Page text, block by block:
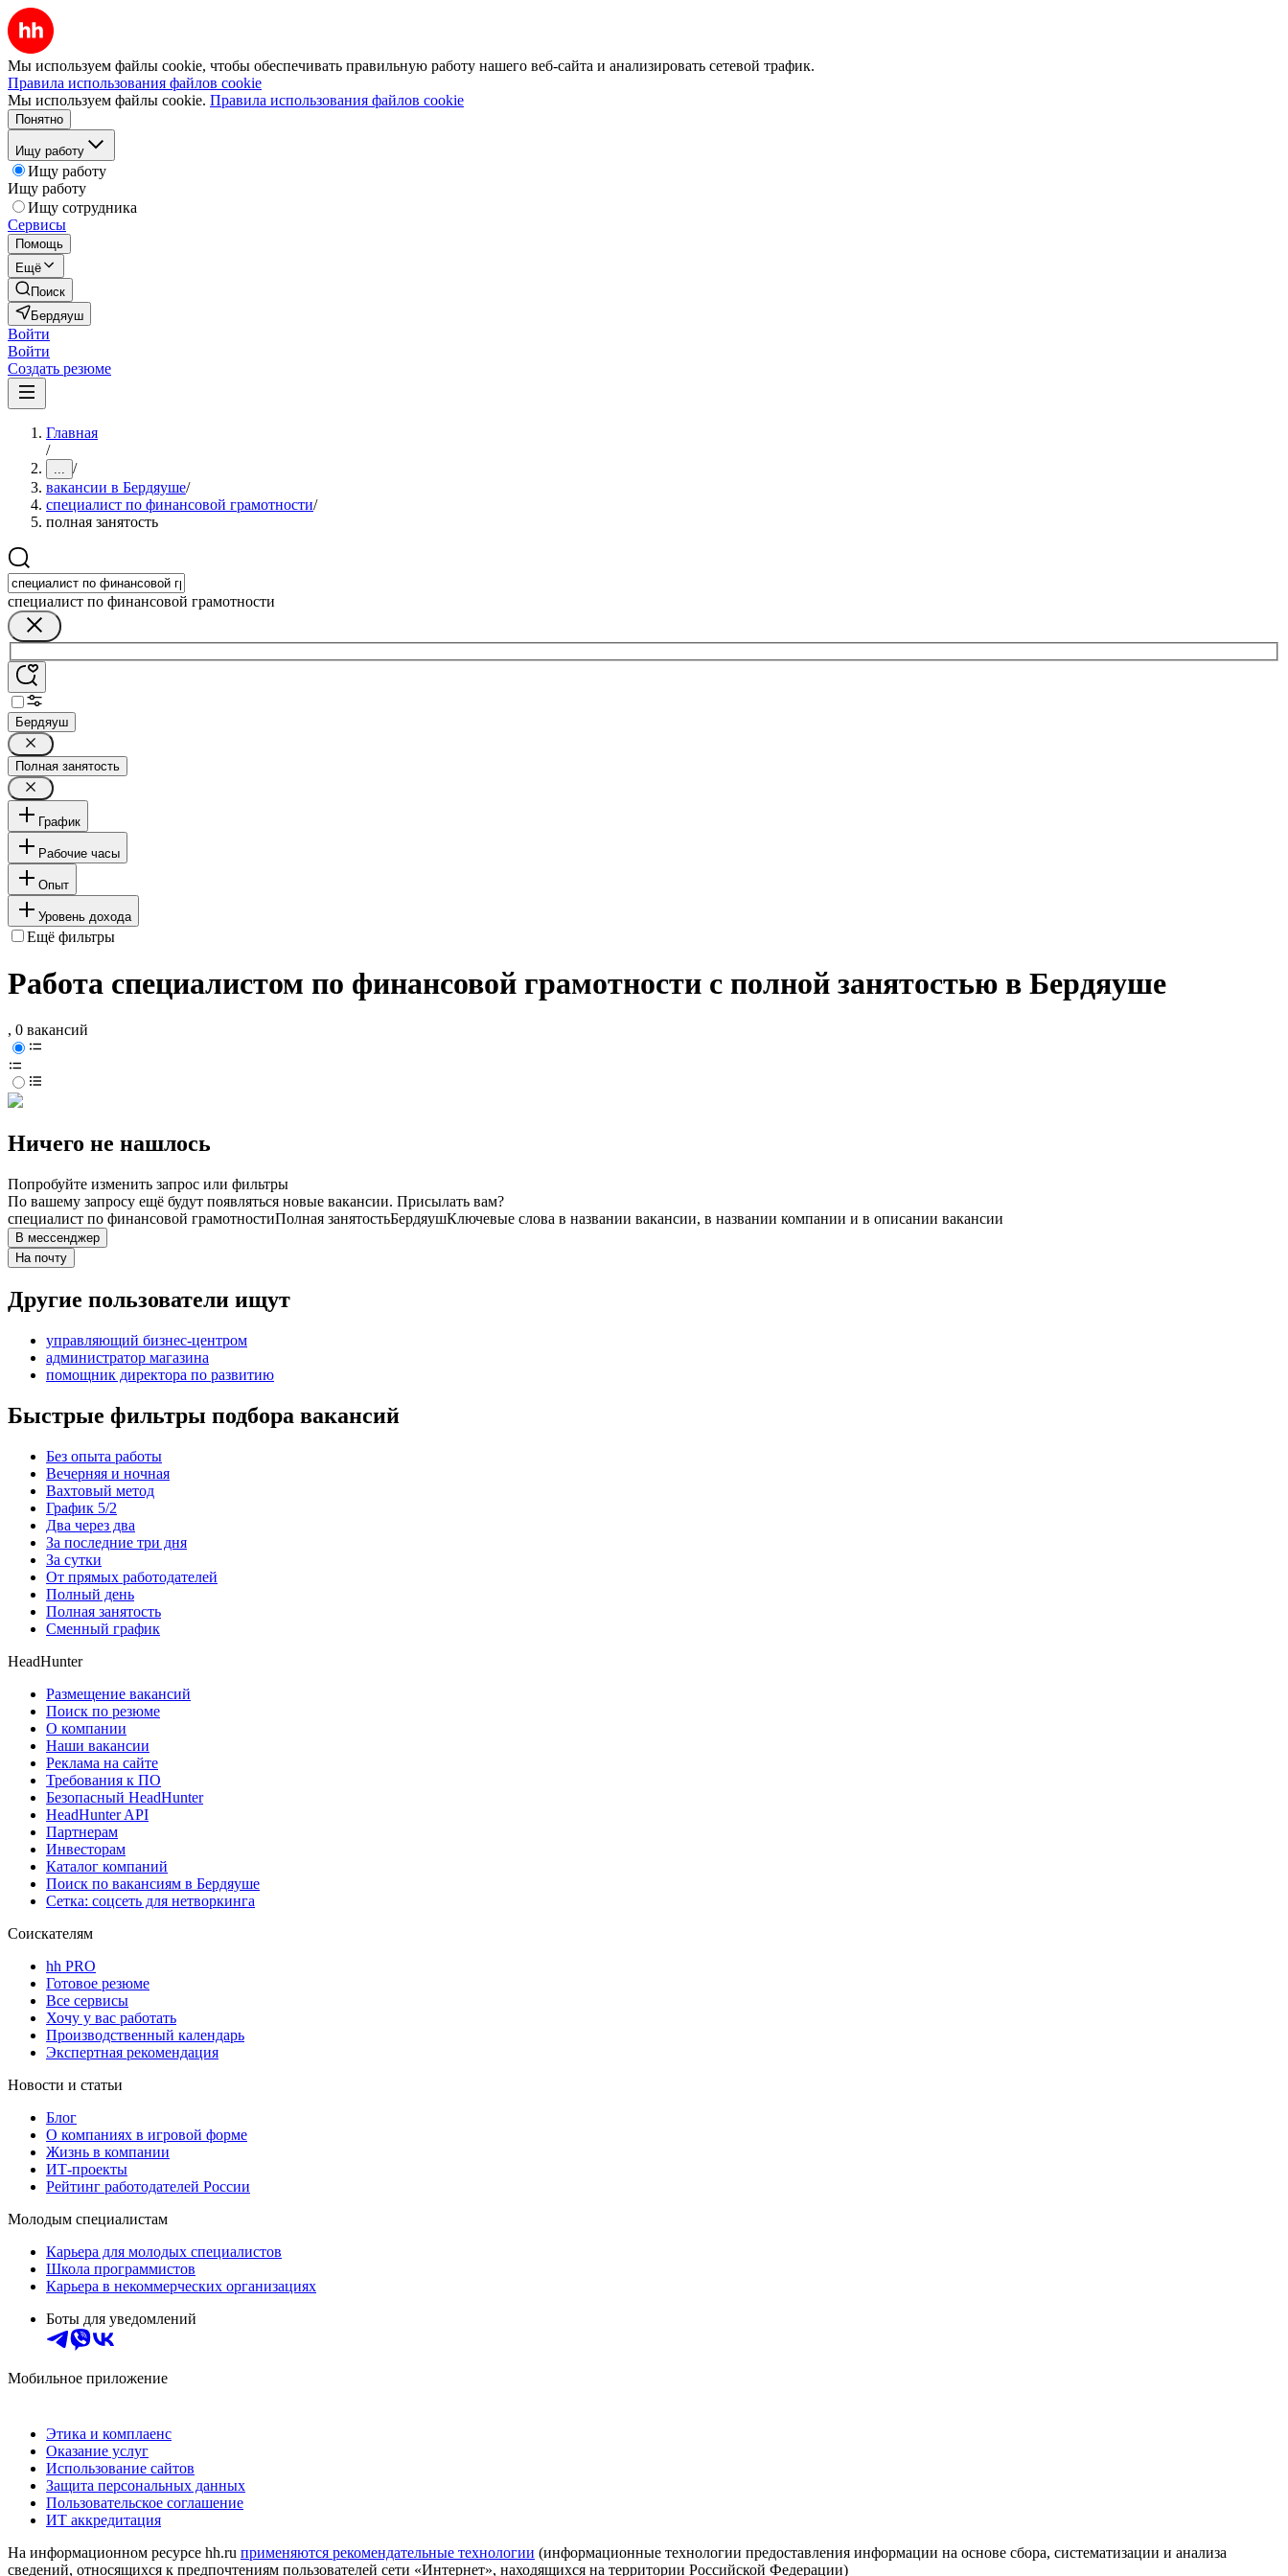
Мы используем файлы cookie, чтобы обеспечивать правильную работу нашего веб-сайта и анализировать сетевой трафик.
Правила использования файлов cookie
Мы используем файлы cookie. Правила использования файлов cookie
Понятно
Ищу работу
Ищу работу
Ищу работу
Ищу сотрудника
Сервисы
Помощь
Ещё
Поиск
Бердяуш
Войти
Войти
Создать резюме
Главная
/
... /
вакансии в Бердяуше/
специалист по финансовой грамотности/
полная занятость
специалист по финансовой грамотности
Бердяуш
Полная занятость
График
Рабочие часы
Опыт
Уровень дохода
Ещё фильтры
Работа специалистом по финансовой грамотности с полной занятостью в Бердяуше
, 0 вакансий
Ничего не нашлось
Попробуйте изменить запрос или фильтры
По вашему запросу ещё будут появляться новые вакансии. Присылать вам?
специалист по финансовой грамотностиПолная занятостьБердяушКлючевые слова в названии вакансии, в названии компании и в описании вакансии
В мессенджер
На почту
Другие пользователи ищут
управляющий бизнес-центром
администратор магазина
помощник директора по развитию
Быстрые фильтры подбора вакансий
Без опыта работы
Вечерняя и ночная
Вахтовый метод
График 5/2
Два через два
За последние три дня
За сутки
От прямых работодателей
Полный день
Полная занятость
Сменный график
HeadHunter
Размещение вакансий
Поиск по резюме
О компании
Наши вакансии
Реклама на сайте
Требования к ПО
Безопасный HeadHunter
HeadHunter API
Партнерам
Инвесторам
Каталог компаний
Поиск по вакансиям в Бердяуше
Сетка: соцсеть для нетворкинга
Соискателям
hh PRO
Готовое резюме
Все сервисы
Хочу у вас работать
Производственный календарь
Экспертная рекомендация
Новости и статьи
Блог
О компаниях в игровой форме
Жизнь в компании
ИТ-проекты
Рейтинг работодателей России
Молодым специалистам
Карьера для молодых специалистов
Школа программистов
Карьера в некоммерческих организациях
Боты для уведомлений
Мобильное приложение
Этика и комплаенс
Оказание услуг
Использование сайтов
Защита персональных данных
Пользовательское соглашение
ИТ аккредитация
На информационном ресурсе hh.ru применяются рекомендательные технологии (информационные технологии предоставления информации на основе сбора, систематизации и анализа
сведений, относящихся к предпочтениям пользователей сети «Интернет», находящихся на территории Российской Федерации)